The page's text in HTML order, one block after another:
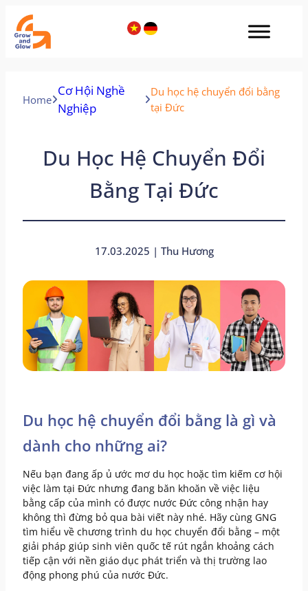
Home
Cơ Hội Nghề
Nghiệp
Du học hệ chuyển đổi bằng
tại Đức
Du Học Hệ Chuyển Đổi
Bằng Tại Đức
17.03.2025 | Thu Hương
Du học hệ chuyển đổi bằng là gì và
dành cho những ai?
Nếu bạn đang ấp ủ ước mơ du học hoặc tìm kiếm cơ hội
việc làm tại Đức nhưng đang băn khoăn về việc liệu
bằng cấp của mình có được nước Đức công nhận hay
không thì đừng bỏ qua bài viết này nhé. Hãy cùng GNG
tìm hiểu về chương trình du học chuyển đổi bằng – một
giải pháp giúp sinh viên quốc tế rút ngắn khoảng cách
tiếp cận với nền giáo dục phát triển và thị trường lao
động phong phú của nước Đức.